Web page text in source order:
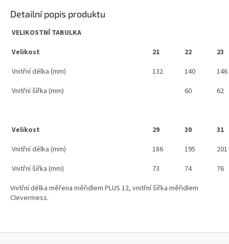
Detailní popis produktu
VELIKOSTNÍ TABULKA
Velikost
21 22
23
Vnitřní délka (mm)
132 140
146
Vnitřní šířka (mm)
60 62
Velikost 29 30
31
Vnitřní délka (mm)
186 195
201
Vnitřní šířka (mm)
73 74
76
Vnitřní délka měřena měřidlem PLUS 12, vnitřní šířka měřidlem
Clevermess.